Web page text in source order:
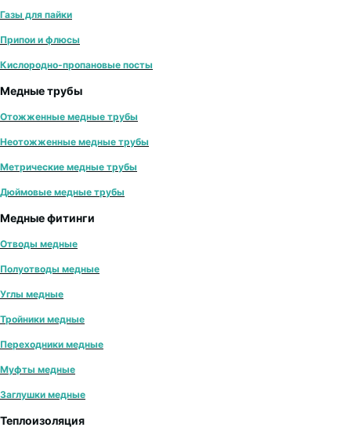
Газы для пайки
Припои и флюсы
Кислородно-пропановые посты
Медные трубы
Отожженные медные трубы
Неотожженные медные трубы
Метрические медные трубы
Дюймовые медные трубы
Медные фитинги
Отводы медные
Полуотводы медные
Углы медные
Тройники медные
Переходники медные
Муфты медные
Заглушки медные
Теплоизоляция